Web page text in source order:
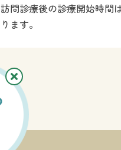
訪問診療後の診療開始時間
ります。